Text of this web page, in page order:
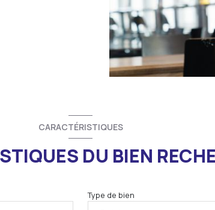
CARACTÉRISTIQUES
DU BIEN
Type de bien